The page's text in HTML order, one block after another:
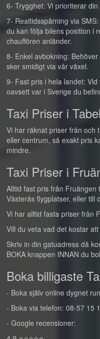
6- Trygghet: Vi prioriterar
7- Realtidsspårning via
du kan följa bilens position i
chauffören anländer.
8- Enkel avbokning:
sker smidigt via vår växel.
9- Fast pris i hela landet:
oavsett var i Sverige du
Taxi Priser i
Vi har räknat priser från och
eller centrum, så exakt pris
mindre.
Taxi Priser i
Alltid fast pris från Fruängen
Västerås flygplatser, eller till
Vi har alltid fasta priser från
Vill du veta vad det kostar
Skriv in din gatuadress då
BOKA knappen INNAN du
Boka billigaste
- Boka själv online dygnet
- Boka via telefon: 08-57 15
- Google recensioner: